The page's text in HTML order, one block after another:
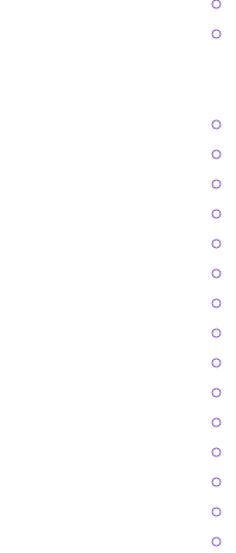
Как
Перевозка
и срочно –
дороге